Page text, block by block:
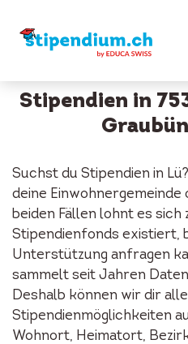
Stipendien in
Suchst du Stipendien in
deine Einwohnergemeinde
beiden Fällen lohnt es sich
Stipendienfonds existiert,
Unterstützung anfragen
sammelt seit Jahren
Deshalb können wir dir
Stipendienmöglichkeiten
Wohnort, Heimatort,